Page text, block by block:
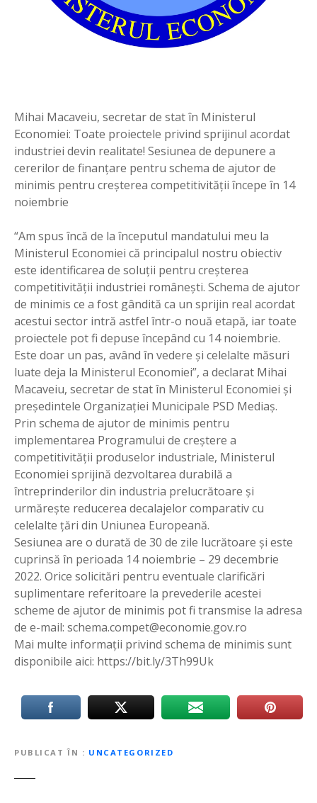
Mihai Macaveiu, secretar de stat în Ministerul
Economiei: Toate proiectele privind sprijinul acordat
industriei devin realitate! Sesiunea de depunere a
cererilor de finanțare pentru schema de ajutor de
minimis pentru creşterea competitivităţii începe în 14
noiembrie
“Am spus încă de la începutul mandatului meu la
Ministerul Economiei că principalul nostru obiectiv
este identificarea de soluții pentru creșterea
competitivității industriei românești. Schema de ajutor
de minimis ce a fost gândită ca un sprijin real acordat
acestui sector intră astfel într-o nouă etapă, iar toate
proiectele pot fi depuse începând cu 14 noiembrie.
Este doar un pas, având în vedere și celelalte măsuri
luate deja la Ministerul Economiei”, a declarat Mihai
Macaveiu, secretar de stat în Ministerul Economiei și
președintele Organizației Municipale PSD Mediaș.
Prin schema de ajutor de minimis pentru
implementarea Programului de creștere a
competitivității produselor industriale, Ministerul
Economiei sprijină dezvoltarea durabilă a
întreprinderilor din industria prelucrătoare și
urmărește reducerea decalajelor comparativ cu
celelalte țări din Uniunea Europeană.
Sesiunea are o durată de 30 de zile lucrătoare și este
cuprinsă în perioada 14 noiembrie – 29 decembrie
2022. Orice solicitări pentru eventuale clarificări
suplimentare referitoare la prevederile acestei
scheme de ajutor de minimis pot fi transmise la adresa
de e-mail: schema.compet@economie.gov.ro
Mai multe informații privind schema de minimis sunt
disponibile aici: https://bit.ly/3Th99Uk
PUBLICAT ÎN UNCATEGORIZED